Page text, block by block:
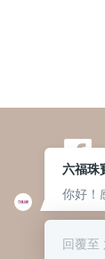
六福珠
你好！
回覆至